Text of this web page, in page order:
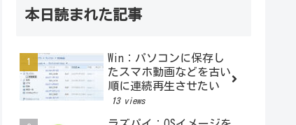
本日読まれた記事
Win：パソコンに保存し
たスマホ動画などを古い
順に連続再生させたい
13 views